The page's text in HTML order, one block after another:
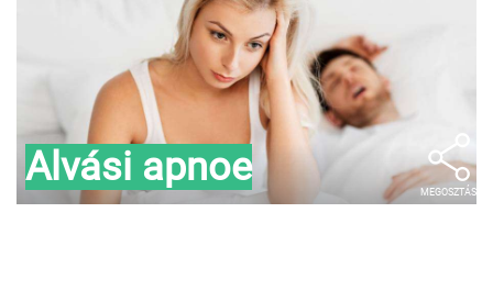
Alvási apnoe
MEGOSZTÁS